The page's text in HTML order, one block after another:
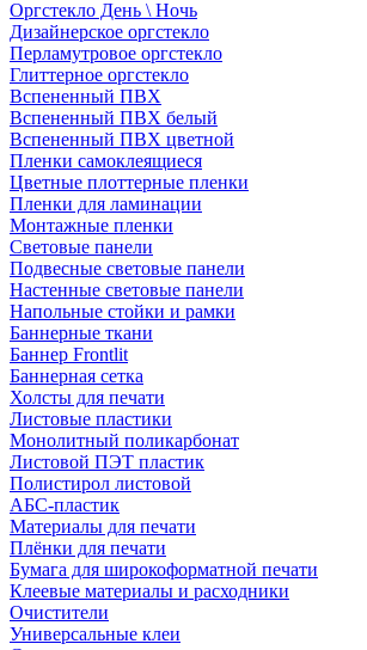
Оргстекло День \ Ночь
Дизайнерское оргстекло
Перламутровое оргстекло
Глиттерное оргстекло
Вспененный ПВХ
Вспененный ПВХ белый
Вспененный ПВХ цветной
Пленки самоклеящиеся
Цветные плоттерные пленки
Пленки для ламинации
Монтажные пленки
Световые панели
Подвесные световые панели
Настенные световые панели
Напольные стойки и рамки
Баннерные ткани
Баннер Frontlit
Баннерная сетка
Холсты для печати
Листовые пластики
Монолитный поликарбонат
Листовой ПЭТ пластик
Полистирол листовой
АБС-пластик
Материалы для печати
Плёнки для печати
Бумага для широкоформатной печати
Клеевые материалы и расходники
Очистители
Универсальные клеи